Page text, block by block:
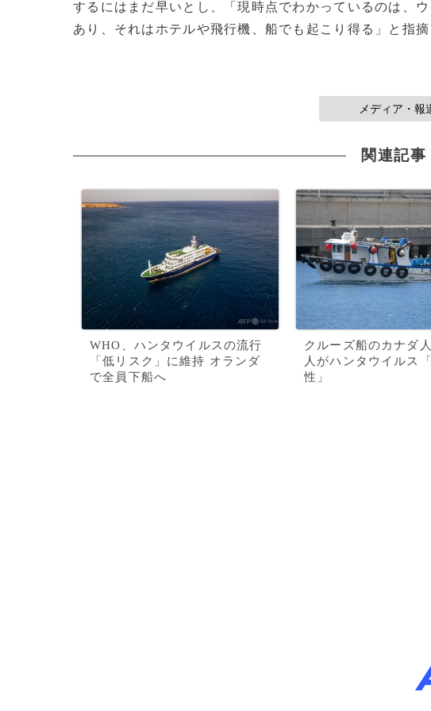
するにはまだ早いとし、「現時点でわかっているのは、
あり、それはホテルや飛行機、船でも起こり得る」と指
メディア・
関連記事
WHO、ハンタウイルスの流行
「低リスク」に維持 オランダ
で全員下船へ
クルーズ船のカナダ
人がハンタウイルス
性」